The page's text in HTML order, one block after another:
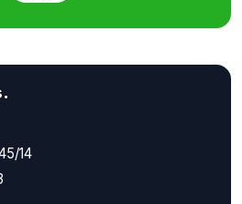
14